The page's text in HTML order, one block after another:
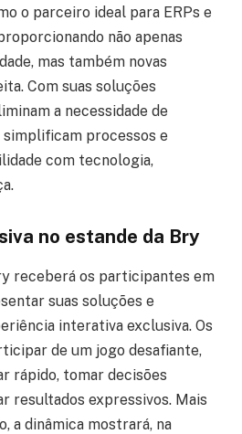
o parceiro ideal para ERPs e
não apenas
mas também novas
Com suas soluções
a necessidade de
processos e
com tecnologia,
no estande da Bry
receberá os participantes em
suas soluções e
interativa exclusiva. Os
de um jogo desafiante,
rápido, tomar decisões
resultados expressivos. Mais
a dinâmica mostrará, na